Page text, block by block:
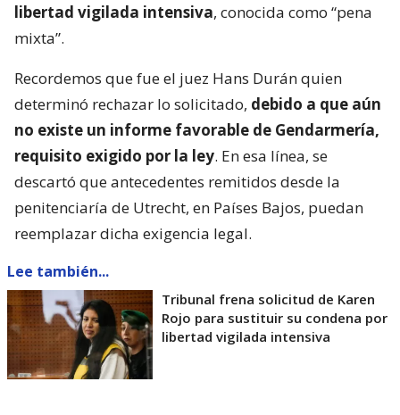
libertad vigilada intensiva, conocida como “pena
mixta”.
Recordemos que fue el juez Hans Durán quien
determinó rechazar lo solicitado, debido a que aún
no existe un informe favorable de Gendarmería,
requisito exigido por la ley. En esa línea, se
descartó que antecedentes remitidos desde la
penitenciaría de Utrecht, en Países Bajos, puedan
reemplazar dicha exigencia legal.
Lee también...
Tribunal frena solicitud de Karen
Rojo para sustituir su condena por
libertad vigilada intensiva